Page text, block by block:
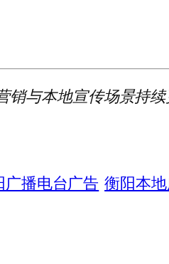
与本地宣传场景持续
广播电台广告 衡阳本